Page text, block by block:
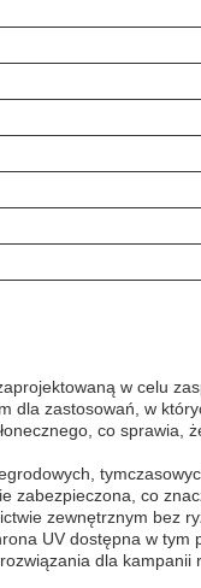
w celu
zastosowań, w
co
zabezpieczona, co
zewnętrznym bez
UV dostępna w
dla